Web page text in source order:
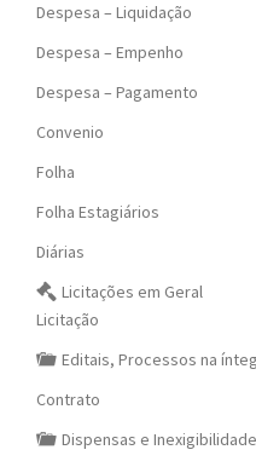
Despesa – Liquidação
Despesa – Empenho
Despesa – Pagamento
Convenio
Folha
Folha Estagiários
Diárias
Licitações em Geral
Licitação
Editais, Processos na
Contrato
Dispensas e